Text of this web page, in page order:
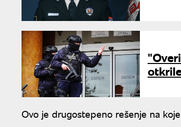
Ovo je drugostepeno rešenje na koje